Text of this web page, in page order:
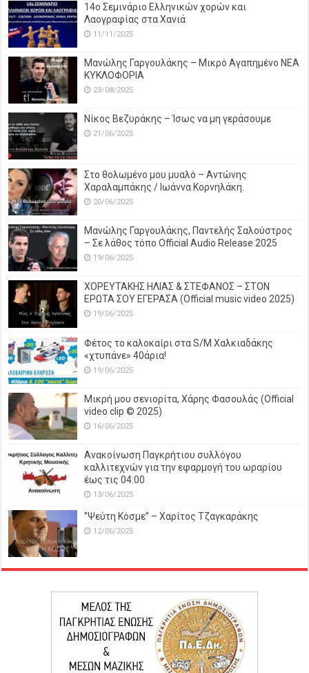
14o Σεμινάριο Ελληνικών χορών και
Λαογραφίας στα Χανιά
11/11/2025
Μανώλης Γαργουλάκης – Μικρό Αγαπημένο NEΑ
ΚΥΚΛΟΦΟΡΙΑ
23/08/2025
Νίκος Βεζυράκης – Ίσως να μη γεράσουμε
21/06/2025
Στο θολωμένο μου μυαλό – Αντώνης
Χαραλαμπάκης / Ιωάννα Κορνηλάκη.
20/06/2025
Μανώλης Γαργουλάκης, Παντελής Σαλούστρος
– Σε λάθος τόπο Official Audio Release 2025
19/06/2025
ΧΟΡΕΥΤΑΚΗΣ ΗΛΙΑΣ & ΣΤΕΦΑΝΟΣ – ΣΤΟΝ
ΕΡΩΤΑ ΣΟΥ ΕΓΕΡΑΣΑ (Official music video 2025)
19/06/2025
Φέτος το καλοκαίρι στα S/M Χαλκιαδάκης
«χτυπάνε» 40άρια!
19/06/2025
Μικρή μου σενιορίτα, Χάρης Φασουλάς (Official
video clip © 2025)
16/06/2025
Ανακοίνωση Παγκρήτιου συλλόγου
καλλιτεχνών για την εφαρμογή του ωραρίου
έως τις 04:00
13/06/2025
‘’Ψεύτη Κόσμε’’ – Χαρίτος Τζαγκαράκης
12/06/2025